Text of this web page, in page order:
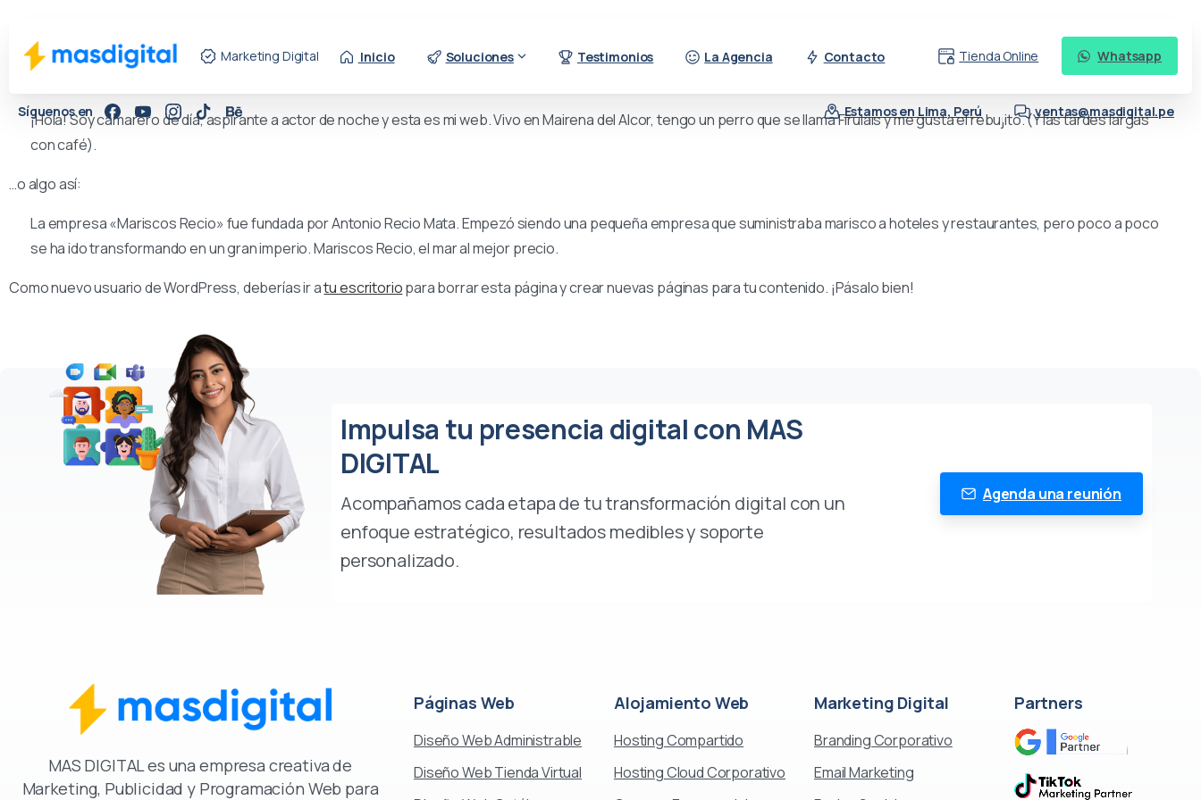
Marketing Digital Inicio Soluciones Testimonios La Agencia Contacto Tienda Online Whatsapp
Síguenos en Estamos en Lima, Perú ventas@masdigital.pe
Esta es una página de ejemplo. Es diferente a una entrada del blog porque permanecerá en un solo lugar y aparecerá en la navegación de tu sitio (en la mayoría de los temas). La mayoría
¡Hola! Soy camarero de día, aspirante a actor de noche y esta es mi web. Vivo en Mairena del Alcor, tengo un perro que se llama Firulais y me gusta el rebujito. (Y las tardes largas
con café).
…o algo así:
La empresa «Mariscos Recio» fue fundada por Antonio Recio Mata. Empezó siendo una pequeña empresa que suministraba marisco a hoteles y restaurantes, pero poco a poco
se ha ido transformando en un gran imperio. Mariscos Recio, el mar al mejor precio.
Como nuevo usuario de WordPress, deberías ir atu escritoriopara borrar esta página y crear nuevas páginas para tu contenido. ¡Pásalo bien!
Impulsa tu presencia digital con MAS
DIGITAL
Acompañamos cada etapa de tu transformación digital con un
enfoque estratégico, resultados medibles y soporte
personalizado.
Agenda una reunión
MAS DIGITAL es una empresa creativa de
Marketing, Publicidad y Programación Web para
Páginas Web
Diseño Web Administrable
Diseño Web Tienda Virtual
Alojamiento Web
Hosting Compartido
Hosting Cloud Corporativo
Marketing Digital
Branding Corporativo
Email Marketing
Partners